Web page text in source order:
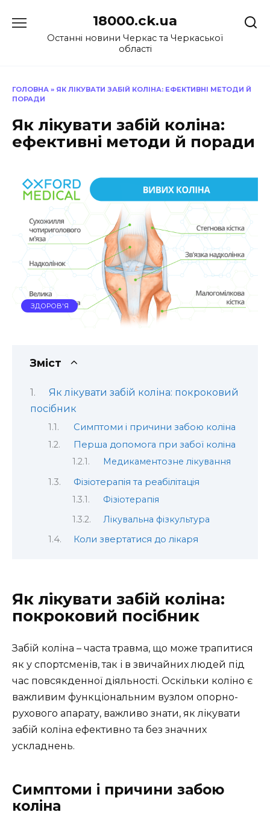
до
18000.ck.ua
Останні новини Черкас та Черкаської
області
ГОЛОВНА » ЯК ЛІКУВАТИ ЗАБІЙ КОЛІНА: ЕФЕКТИВНІ МЕТОДИ Й
ПОРАДИ
Як лікувати забій коліна:
ефективні методи й поради
ЗДОРОВ'Я
Зміст
Як лікувати забій коліна: покроковий
посібник
Симптоми і причини забою коліна
Перша допомога при забої коліна
Медикаментозне лікування
Фізіотерапія та реабілітація
Фізіотерапія
Лікувальна фізкультура
Коли звертатися до лікаря
Як лікувати забій коліна:
покроковий посібник
Забій коліна – часта травма, що може трапитися
як у спортсменів, так і в звичайних людей під
час повсякденної діяльності. Оскільки коліно є
важливим функціональним вузлом опорно-
рухового апарату, важливо знати, як лікувати
забій коліна ефективно та без значних
ускладнень.
Симптоми і причини забою
коліна